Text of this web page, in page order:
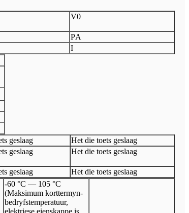
V0
PA
I
geslaag
Het die toets geslaag
geslaag Het die toets geslaag
geslaag
Het die toets geslaag
-60 °C — 105 °C
(Maksimum korttermyn-
bedryfstemperatuur,